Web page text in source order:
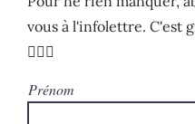
vous à l'infolettre. C'est
🧚🏻‍♀️
Prénom